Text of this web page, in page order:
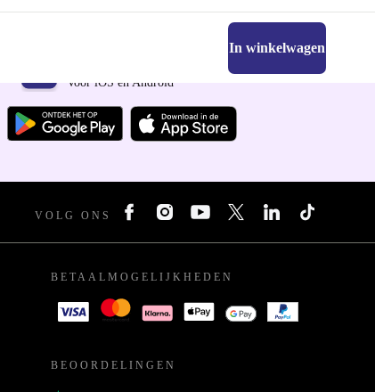
In winkelwagen
Voor iOS en Android
VOLG ONS
BETAALMOGELIJKHEDEN
BEOORDELINGEN